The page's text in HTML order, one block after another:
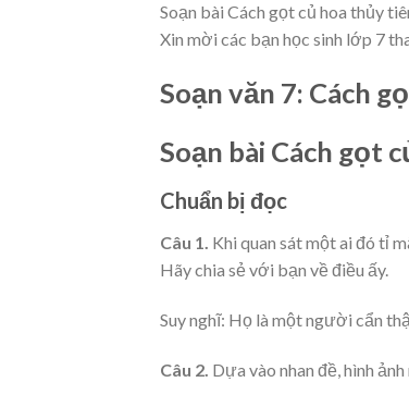
Soạn bài Cách gọt củ hoa thủy
Xin mời các bạn học sinh lớp 7
Soạn văn 7: Cách
Soạn bài Cách gọt
Chuẩn bị đọc
Câu 1. Khi quan sát một ai đó tỉ
Hãy chia sẻ với bạn về điều ấy.
Suy nghĩ: Họ là một người cẩn
Câu 2. Dựa vào nhan đề, hình